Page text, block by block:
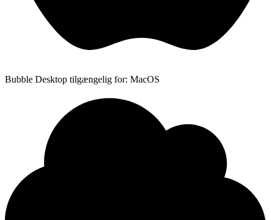
Bubble Desktop tilgængelig for: MacOS